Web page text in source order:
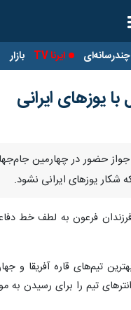
چندرسانه‌ای ایرنا TV بازار